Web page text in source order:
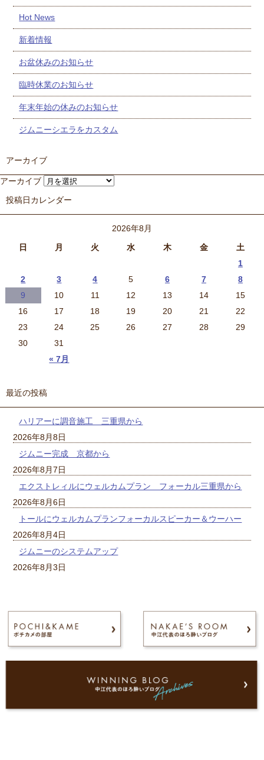
Hot News
新着情報
お盆休みのお知らせ
臨時休業のお知らせ
年末年始の休みのお知らせ
ジムニーシエラをカスタム
アーカイブ
アーカイブ
投稿日カレンダー
2026年8月
日
月 火 水 木 金 土
« 7月
1
2
3 4 5 6 7
8
9
10 11 12 13 14
15
16
17 18 19 20 21
22
23
24 25 26 27 28
29
30
31
最近の投稿
ハリアーに調音施工 三重県から
2026年8月8日
ジムニー完成 京都から
2026年8月7日
エクストレィルにウェルカムプラン フォーカル三重県から
2026年8月6日
トールにウェルカムプランフォーカルスピーカー＆ウーハー
2026年8月4日
ジムニーのシステムアップ
2026年8月3日